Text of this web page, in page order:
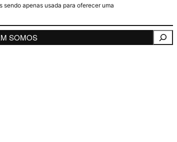
apenas usada para oferecer uma
SOMOS